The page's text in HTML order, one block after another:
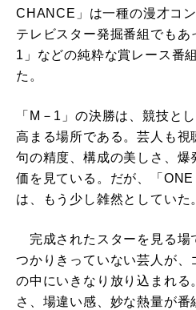
CHANCE」は一種の漫才コ
テレビスター発掘番組でもあ
1」などの純粋な賞レース番
た。
「M－1」の決勝は、競技と
高まる場所である。芸人も視
句の精度、構成の美しさ、爆
価を見ている。だが、「
は、もう少し雑然としていた
完成されたスターを見る場
つかりきっていない芸人が、
の中にいきなり放り込まれる
さ、場違い感、妙な熱量が